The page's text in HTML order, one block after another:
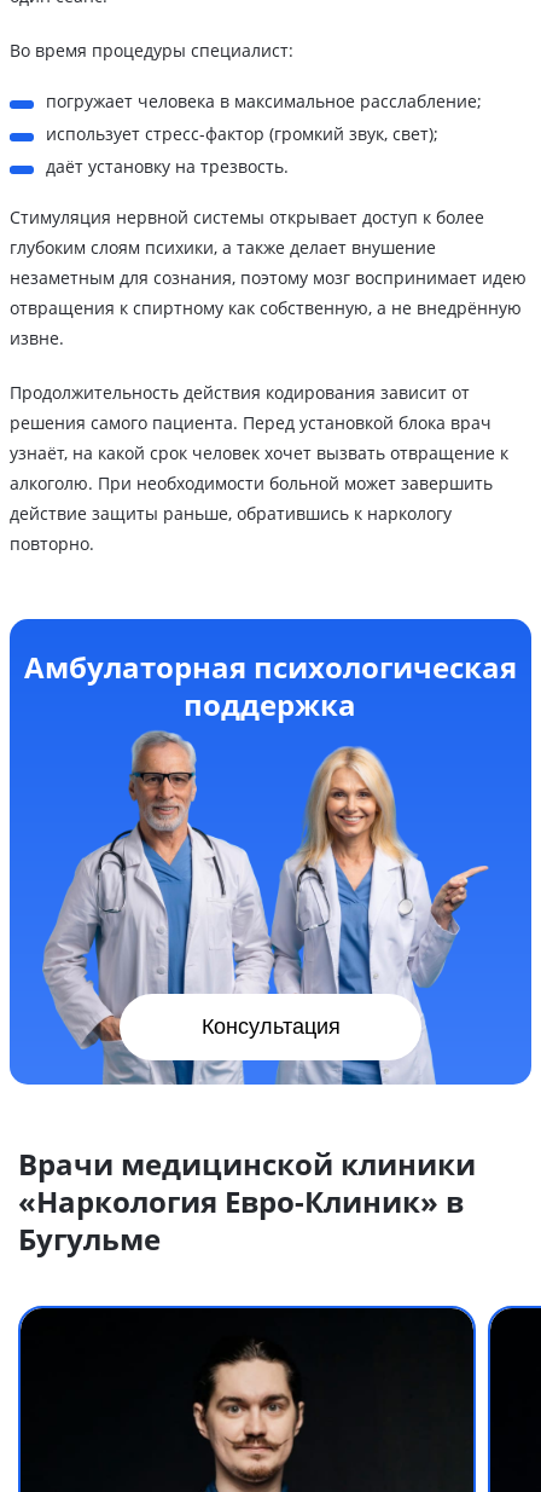
Во время процедуры специалист:
погружает человека в максимальное расслабление;
использует стресс-фактор (громкий звук, свет);
даёт установку на трезвость.
Стимуляция нервной системы открывает доступ к более
глубоким слоям психики, а также делает внушение
незаметным для сознания, поэтому мозг воспринимает идею
отвращения к спиртному как собственную, а не внедрённую
извне.
Продолжительность действия кодирования зависит от
решения самого пациента. Перед установкой блока врач
узнаёт, на какой срок человек хочет вызвать отвращение к
алкоголю. При необходимости больной может завершить
действие защиты раньше, обратившись к наркологу
повторно.
Амбулаторная психологическая
поддержка
Консультация
Врачи медицинской клиники
«Наркология Евро-Клиник» в
Бугульме